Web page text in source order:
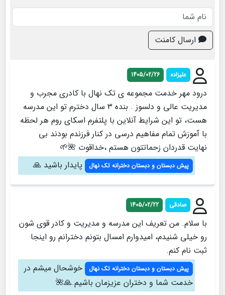
ارسال کامنت
علیزاده 1405/02/26
درود مهر خدمت مجموعه ی تک نهال با کادری مجرب و
مدیریت عالی و دلسوز . بنده ۳ سال دخترم تو این مدرسه
هست، تو این شرایط آنلاین با پلتفرم اسکای روم هر لحظه
با آموزش تمام مفاهیم درسی در کنار فرزندم بودند بی
نهایت قدردان زحماتتون هستم ،خداقوت 🌺🌱
پیش دبستان و دبستان دخترانه تک نهال پایدار باشید 🙏
صادقی 1405/02/22
با سلام. من تعریف این مدرسه و مدیریت و کادر قوی شون
رو خیلی شنیدم، امیدوارم امسال بتونم دخترانم رو اینجا
ثبت نام کنم.
پیش دبستان و دبستان دخترانه تک نهال
خوشحال میشم در
خدمت شما و دختران عزیزمان باشیم.🙏🌺